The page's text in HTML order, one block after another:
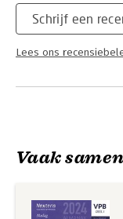
Schrijf een
Lees ons
Vaak